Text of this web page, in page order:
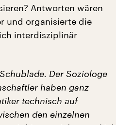
Antworten wären
und organisierte die
interdisziplinär
Der Soziologe
haben ganz
technisch auf
den einzelnen